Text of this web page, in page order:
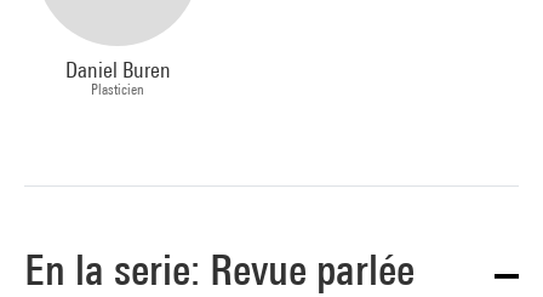
Daniel Buren
Plasticien
En la serie: Revue parlée